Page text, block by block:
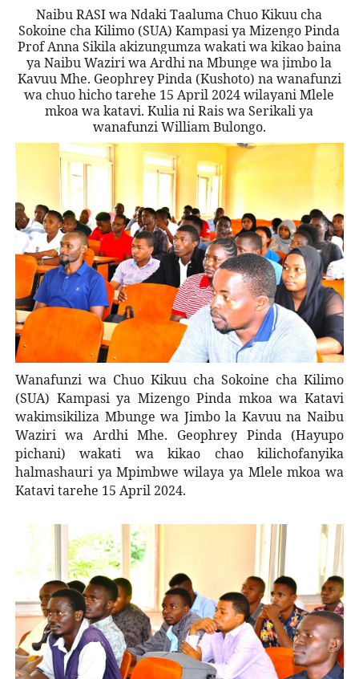
Naibu RASI wa Ndaki Taaluma Chuo Kikuu cha
Sokoine cha Kilimo (SUA) Kampasi ya Mizengo Pinda
Prof Anna Sikila akizungumza wakati wa kikao baina
ya Naibu Waziri wa Ardhi na Mbunge wa jimbo la
Kavuu Mhe. Geophrey Pinda (Kushoto) na wanafunzi
wa chuo hicho tarehe 15 April 2024 wilayani Mlele
mkoa wa katavi. Kulia ni Rais wa Serikali ya
wanafunzi William Bulongo.
Wanafunzi wa Chuo Kikuu cha Sokoine cha Kilimo
(SUA) Kampasi ya Mizengo Pinda mkoa wa Katavi
wakimsikiliza Mbunge wa Jimbo la Kavuu na Naibu
Waziri wa Ardhi Mhe. Geophrey Pinda (Hayupo
pichani) wakati wa kikao chao kilichofanyika
halmashauri ya Mpimbwe wilaya ya Mlele mkoa wa
Katavi tarehe 15 April 2024.